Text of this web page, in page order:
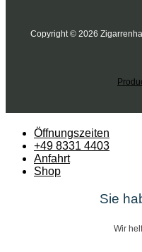
Copyright © 2026
Öffnungszeiten
+49 8331 4403
Anfahrt
Shop
Sie
Wir